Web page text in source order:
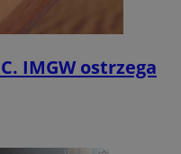
IMGW ostrzega